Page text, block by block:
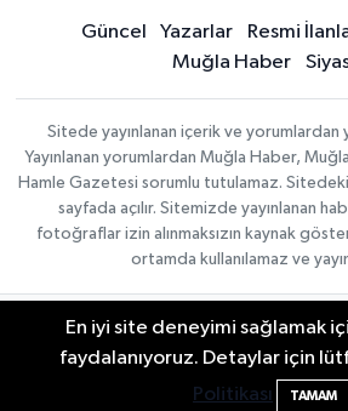
Güncel Yazarlar Resmi
Muğla Haber
Sitede yayınlanan içerik ve yorumlardan
Yayınlanan yorumlardan Muğla Haber,
Hamle Gazetesi sorumlu tutulamaz.
sayfada açılır. Sitemizde yayınlanan
fotoğraflar izin alınmaksızın kaynak
ortamda kullanılamaz ve
Gizlilik Sözleşmesi
Veri Politikası
En iyi site deneyimi sağlamak
faydalanıyoruz. Detaylar için
Politikası
TAMAM